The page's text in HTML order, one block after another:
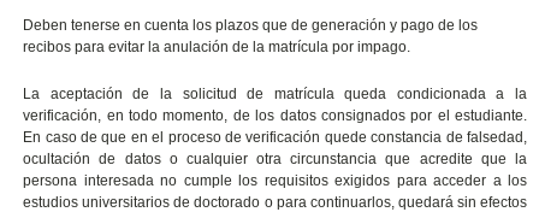
Deben tenerse en cuenta los plazos que de generación y pago de los
recibos para evitar la anulación de la matrícula por impago.
La aceptación de la solicitud de matrícula queda condicionada a la
verificación, en todo momento, de los datos consignados por el estudiante.
En caso de que en el proceso de verificación quede constancia de falsedad,
ocultación de datos o cualquier otra circunstancia que acredite que la
persona interesada no cumple los requisitos exigidos para acceder a los
estudios universitarios de doctorado o para continuarlos, quedará sin efectos